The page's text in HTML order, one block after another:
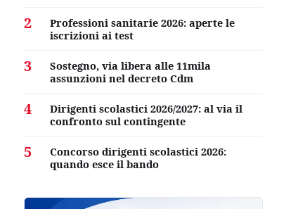
2
Professioni sanitarie 2026: aperte le
iscrizioni ai test
3
Sostegno, via libera alle 11mila
assunzioni nel decreto Cdm
4
Dirigenti scolastici 2026/2027: al via il
confronto sul contingente
5
Concorso dirigenti scolastici 2026:
quando esce il bando